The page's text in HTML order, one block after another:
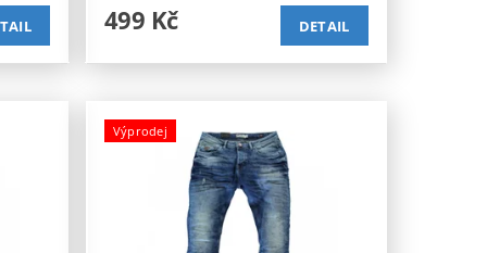
499 Kč DETAIL
Výprodej